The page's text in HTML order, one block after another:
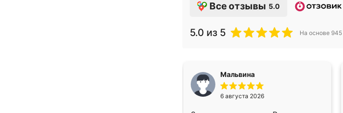
Все отзывы 5.0
5.0 из 5 На основе 945
Мальвина
6 августа 2026